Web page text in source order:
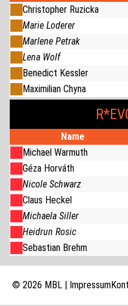
Christopher Ruzicka
Marie Loderer
Marlene Petrak
Lena Wolf
Benedict Kessler
Maximilian Chyna
Name
Michael Warmuth
Géza Horváth
Nicole Schwarz
Claus Heckel
Michaela Siller
Heidrun Rosic
Sebastian Brehm
© 2026 MBL | Impressum